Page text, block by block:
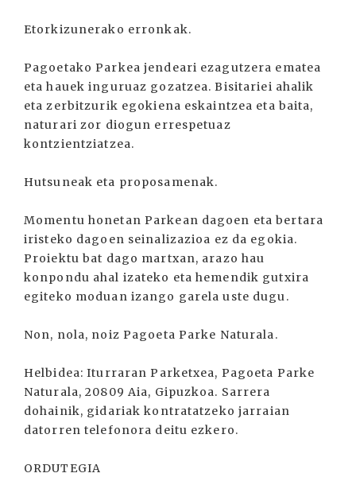
Etorkizunerako erronkak.
Pagoetako Parkea jendeari ezagutzera ematea
eta hauek inguruaz gozatzea. Bisitariei ahalik
eta zerbitzurik egokiena eskaintzea eta baita,
naturari zor diogun errespetuaz
kontzientziatzea.
Hutsuneak eta proposamenak.
Momentu honetan Parkean dagoen eta bertara
iristeko dagoen seinalizazioa ez da egokia.
Proiektu bat dago martxan, arazo hau
konpondu ahal izateko eta hemendik gutxira
egiteko moduan izango garela uste dugu.
Non, nola, noiz Pagoeta Parke Naturala.
Helbidea: Iturraran Parketxea, Pagoeta Parke
Naturala, 20809 Aia, Gipuzkoa. Sarrera
dohainik, gidariak kontratatzeko jarraian
datorren telefonora deitu ezkero.
ORDUTEGIA